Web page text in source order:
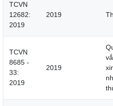
TCVN
12682:
2019
2019
TCVN
8685 -
33:
2019
2019